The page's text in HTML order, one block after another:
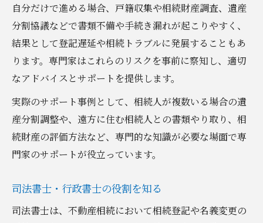
自分だけで進める場合、戸籍収集や相続財産調査、遺産
分割協議などで書類不備や手続き漏れが起こりやすく、
結果として登記遅延や相続トラブルに発展することもあ
ります。専門家はこれらのリスクを事前に察知し、適切
なアドバイスとサポートを提供します。
実際のサポート事例として、相続人が複数いる場合の遺
産分割調整や、遠方に住む相続人との書類やり取り、相
続財産の評価方法など、専門的な知識が必要な場面で専
門家のサポートが役立っています。
司法書士・行政書士の役割を知る
司法書士は、不動産相続において相続登記や名義変更の